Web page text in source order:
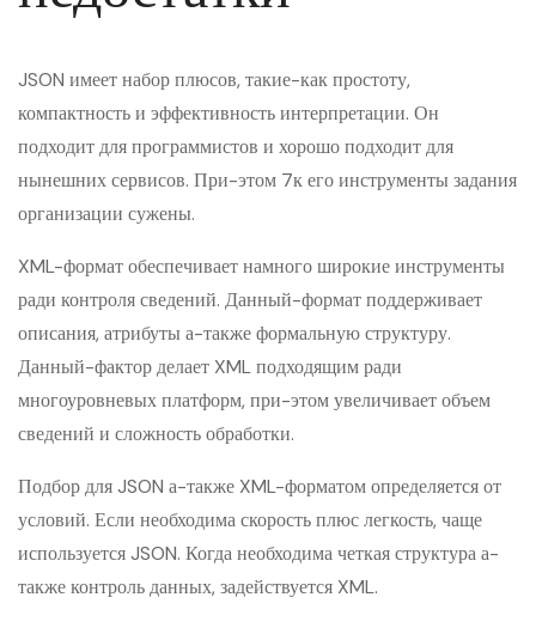
JSON имеет набор плюсов, такие-как простоту,
компактность и эффективность интерпретации. Он
подходит для программистов и хорошо подходит для
нынешних сервисов. При-этом 7к его инструменты задания
организации сужены.
XML-формат обеспечивает намного широкие инструменты
ради контроля сведений. Данный-формат поддерживает
описания, атрибуты а-также формальную структуру.
Данный-фактор делает XML подходящим ради
многоуровневых платформ, при-этом увеличивает объем
сведений и сложность обработки.
Подбор для JSON а-также XML-форматом определяется от
условий. Если необходима скорость плюс легкость, чаще
используется JSON. Когда необходима четкая структура а-
также контроль данных, задействуется XML.